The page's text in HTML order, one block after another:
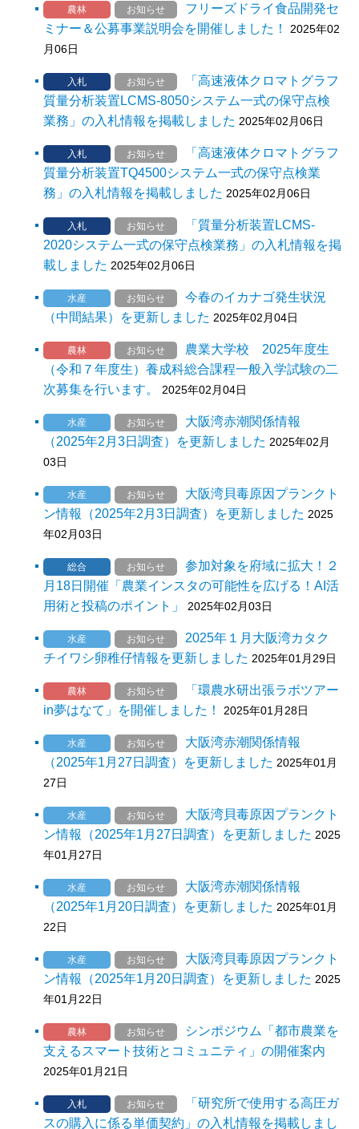
農林 お知らせ
フリーズドライ食品開発セ
ミナー＆公募事業説明会を開催しました！
2025年02
月06日
入札 お知らせ
「高速液体クロマトグラフ
質量分析装置LCMS-8050システム一式の保守点検
業務」の入札情報を掲載しました 2025年02月06日
入札 お知らせ
「高速液体クロマトグラフ
質量分析装置TQ4500システム一式の保守点検業
務」の入札情報を掲載しました 2025年02月06日
入札 お知らせ
「質量分析装置LCMS-
2020システム一式の保守点検業務」の入札情報を掲
載しました 2025年02月06日
水産 お知らせ
今春のイカナゴ発生状況
（中間結果）を更新しました 2025年02月04日
農林 お知らせ
農業大学校 2025年度生
（令和７年度生）養成科総合課程一般入学試験の二
次募集を行います。
2025年02月04日
水産 お知らせ
大阪湾赤潮関係情報
（2025年2月3日調査）を更新しました 2025年02月
03日
水産 お知らせ
大阪湾貝毒原因プランクト
ン情報（2025年2月3日調査）を更新しました 2025
年02月03日
総合 お知らせ
参加対象を府域に拡大！２
月18日開催「農業インスタの可能性を広げる！AI活
用術と投稿のポイント」
2025年02月03日
水産 お知らせ
2025年１月大阪湾カタク
チイワシ卵稚仔情報を更新しました 2025年01月29日
農林 お知らせ
「環農水研出張ラボツアー
in夢はなて」を開催しました！
2025年01月28日
水産 お知らせ
大阪湾赤潮関係情報
（2025年1月27日調査）を更新しました 2025年01月
27日
水産 お知らせ
大阪湾貝毒原因プランクト
ン情報（2025年1月27日調査）を更新しました 2025
年01月27日
水産 お知らせ
大阪湾赤潮関係情報
（2025年1月20日調査）を更新しました 2025年01月
22日
水産 お知らせ
大阪湾貝毒原因プランクト
ン情報（2025年1月20日調査）を更新しました 2025
年01月22日
農林 お知らせ
シンポジウム「都市農業を
支えるスマート技術とコミュニティ」の開催案内
2025年01月21日
入札 お知らせ
「研究所で使用する高圧ガ
スの購入に係る単価契約」の入札情報を掲載しまし